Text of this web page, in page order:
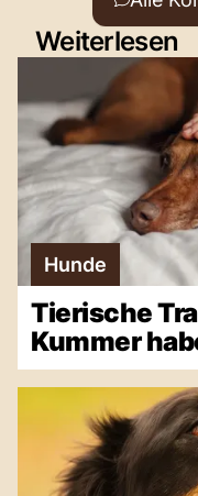
Weiterlesen
Hunde
Tierische
Kummer